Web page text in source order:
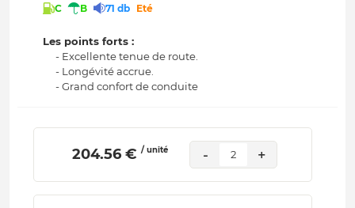
C B 71 db Eté
Les points forts :
- Excellente tenue de route.
- Longévité accrue.
- Grand confort de conduite
204.56 € / unité - 2 +